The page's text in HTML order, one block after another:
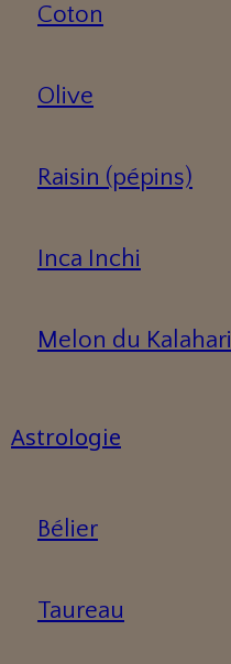
Coton
Olive
Raisin (pépins)
Inca Inchi
Melon du Kalahari
Astrologie
Bélier
Taureau